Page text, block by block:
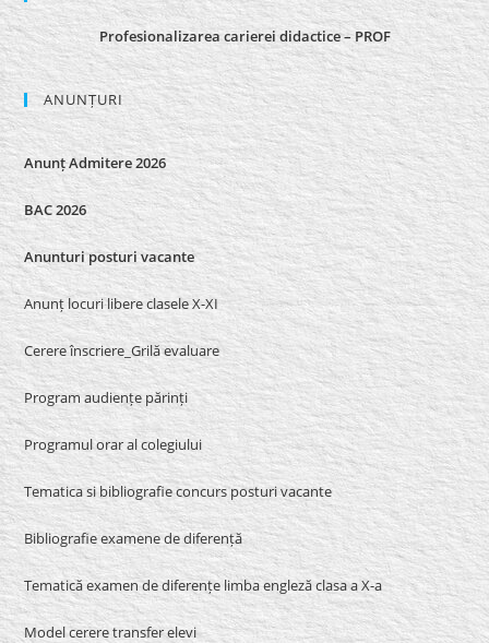
Profesionalizarea carierei didactice – PROF
ANUNȚURI
Anunț Admitere 2026
BAC 2026
Anunturi posturi vacante
Anunț locuri libere clasele X-XI
Cerere înscriere_Grilă evaluare
Program audiențe părinți
Programul orar al colegiului
Tematica si bibliografie concurs posturi vacante
Bibliografie examene de diferență
Tematică examen de diferențe limba engleză clasa a X-a
Model cerere transfer elevi